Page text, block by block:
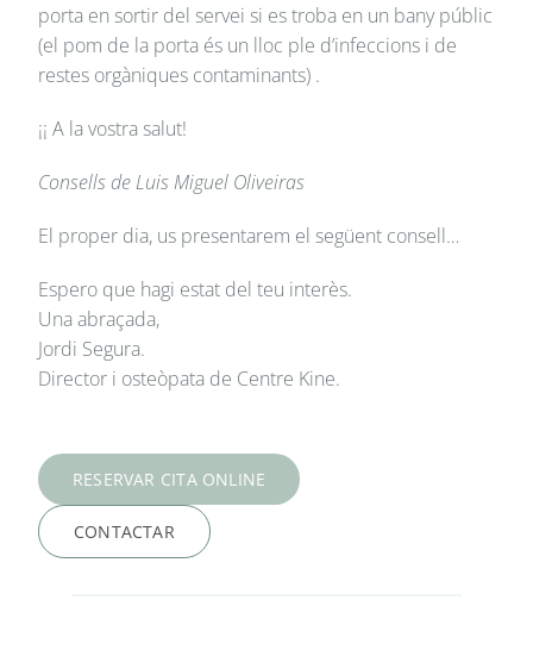
porta en sortir del servei si es troba en un bany públic
(el pom de la porta és un lloc ple d’infeccions i de
restes orgàniques contaminants) .
¡¡ A la vostra salut!
Consells de Luis Miguel Oliveiras
El proper dia, us presentarem el següent consell…
Espero que hagi estat del teu interès.
Una abraçada,
Jordi Segura.
Director i osteòpata de Centre Kine.
RESERVAR CITA ONLINE
CONTACTAR